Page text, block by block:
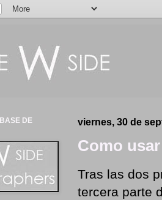
viernes, 30 de
Como
Tras las dos
tercera parte
DE